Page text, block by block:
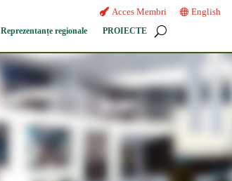
Acces Membri English
Reprezentanțe regionale PROIECTE